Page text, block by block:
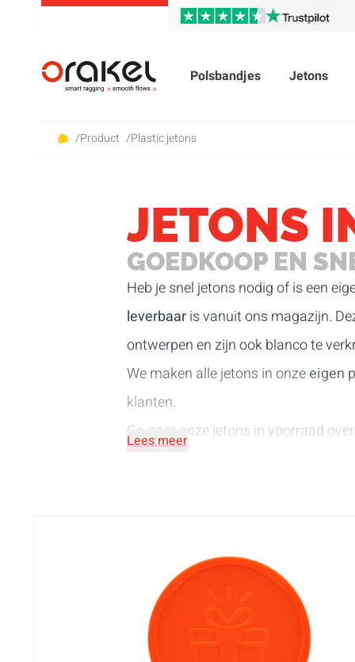
Polsbandjes Jetons
/Product /Plastic jetons
JETONS
GOEDKOOP EN
Heb je snel jetons nodig of is een
leverbaaris vanuit ons magazijn.
ontwerpen en zijn ook blanco te
We maken alle jetons in onzeeigen
klanten.
Ga naar onzejetons in voorraad
Lees meer